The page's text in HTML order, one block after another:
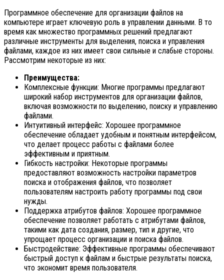
Программное обеспечение для организации файлов на
компьютере играет ключевую роль в управлении данными. В то
время как множество программных решений предлагают
различные инструменты для выделения, поиска и управления
файлами, каждое из них имеет свои сильные и слабые стороны.
Рассмотрим некоторые из них:
Преимущества:
Комплексные функции: Многие программы предлагают
широкий набор инструментов для организации файлов,
включая возможности по выделению, поиску и управлению
файлами.
Интуитивный интерфейс: Хорошее программное
обеспечение обладает удобным и понятным интерфейсом,
что делает процесс работы с файлами более
эффективным и приятным.
Гибкость настройки: Некоторые программы
предоставляют возможность настройки параметров
поиска и отображения файлов, что позволяет
пользователям настроить работу программы под свои
нужды.
Поддержка атрибутов файлов: Хорошее программное
обеспечение позволяет работать с атрибутами файлов,
такими как дата создания, размер, тип и другие, что
упрощает процесс организации и поиска файлов.
Быстродействие: Эффективные программы обеспечивают
быстрый доступ к файлам и быстрые результаты поиска,
что экономит время пользователя.